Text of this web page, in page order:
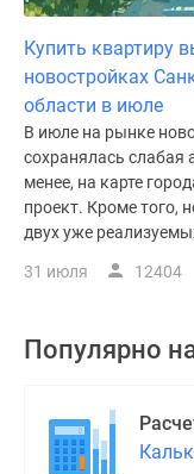
Купить квартиру
новостройках
области в июле
В июле на рынке
сохранялась слабая
менее, на карте
проект. Кроме того,
двух уже
31 июля 12404
Популярно